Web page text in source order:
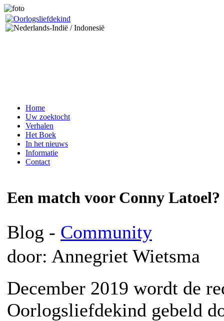
Home
Uw zoektocht
Verhalen
Het Boek
In het nieuws
Informatie
Contact
Een match voor Conny Latoel?
Blog - Community
door: Annegriet Wietsma
December 2019 wordt de
Oorlogsliefdekind gebeld